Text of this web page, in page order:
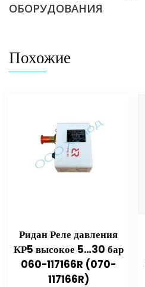
ОБОРУДОВАНИЯ
Похожие
Ридан Реле давления
КР5 высокое 5…30 бар
060-117166R (070-
117166R)